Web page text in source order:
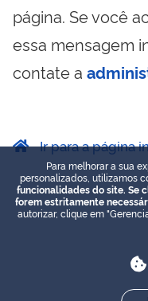
página. Se você
essa mensagem
contate a
Ir para a página
Para melhorar a sua
personalizados, utilizamos
funcionalidades do site. Se
forem estritamente
autorizar, clique em